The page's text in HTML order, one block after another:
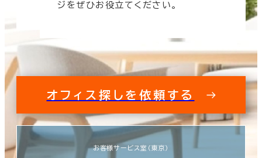
ジをぜひお役立てください。
オフィス探しを依頼する
お客様サービス室（東京）